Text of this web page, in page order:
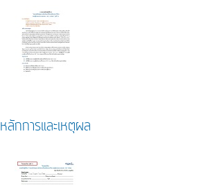
หลักการและเหตุผล